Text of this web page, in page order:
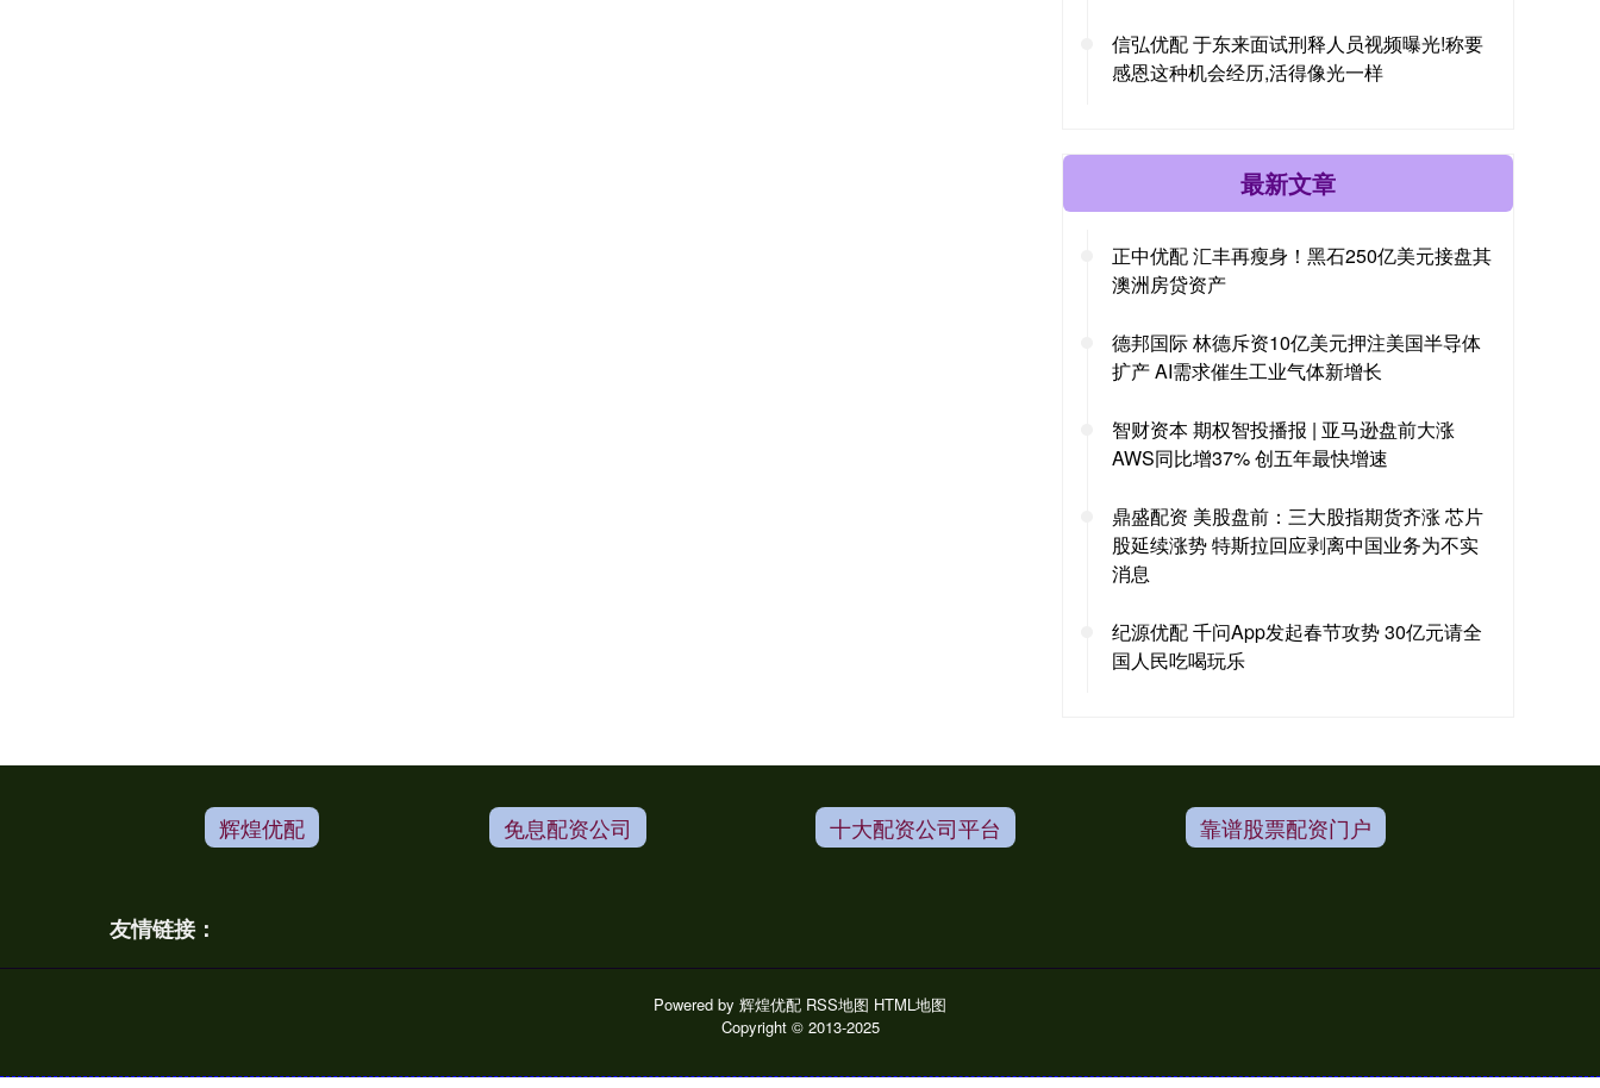
信弘优配 于东来面试刑释人员视频曝光!称要
感恩这种机会经历,活得像光一样
最新文章
正中优配 汇丰再瘦身！黑石250亿美元接盘其
澳洲房贷资产
德邦国际 林德斥资10亿美元押注美国半导体
扩产 AI需求催生工业气体新增长
智财资本 期权智投播报 | 亚马逊盘前大涨
AWS同比增37% 创五年最快增速
鼎盛配资 美股盘前：三大股指期货齐涨 芯片
股延续涨势 特斯拉回应剥离中国业务为不实
消息
纪源优配 千问App发起春节攻势 30亿元请全
国人民吃喝玩乐
辉煌优配 免息配资公司 十大配资公司平台 靠谱股票配资门户
友情链接：
Powered by 辉煌优配 RSS地图 HTML地图
Copyright © 2013-2025